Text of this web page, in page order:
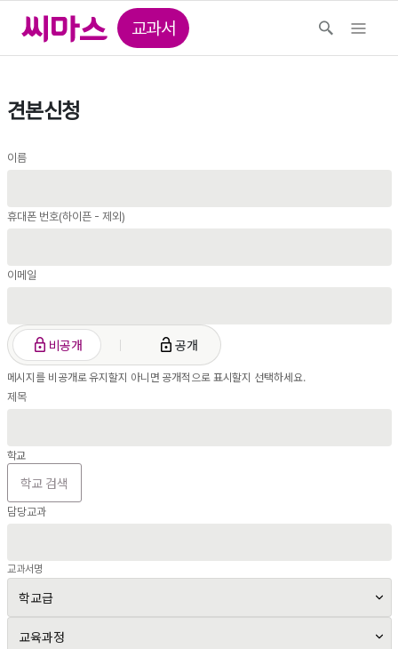
교과서
견본신청
이름
휴대폰 번호(하이픈 - 제외)
이메일
비공개 공개
메시지를 비공개로 유지할지 아니면 공개적으로 표시할지 선택하세요.
제목
학교
학교 검색
담당교과
교과서명